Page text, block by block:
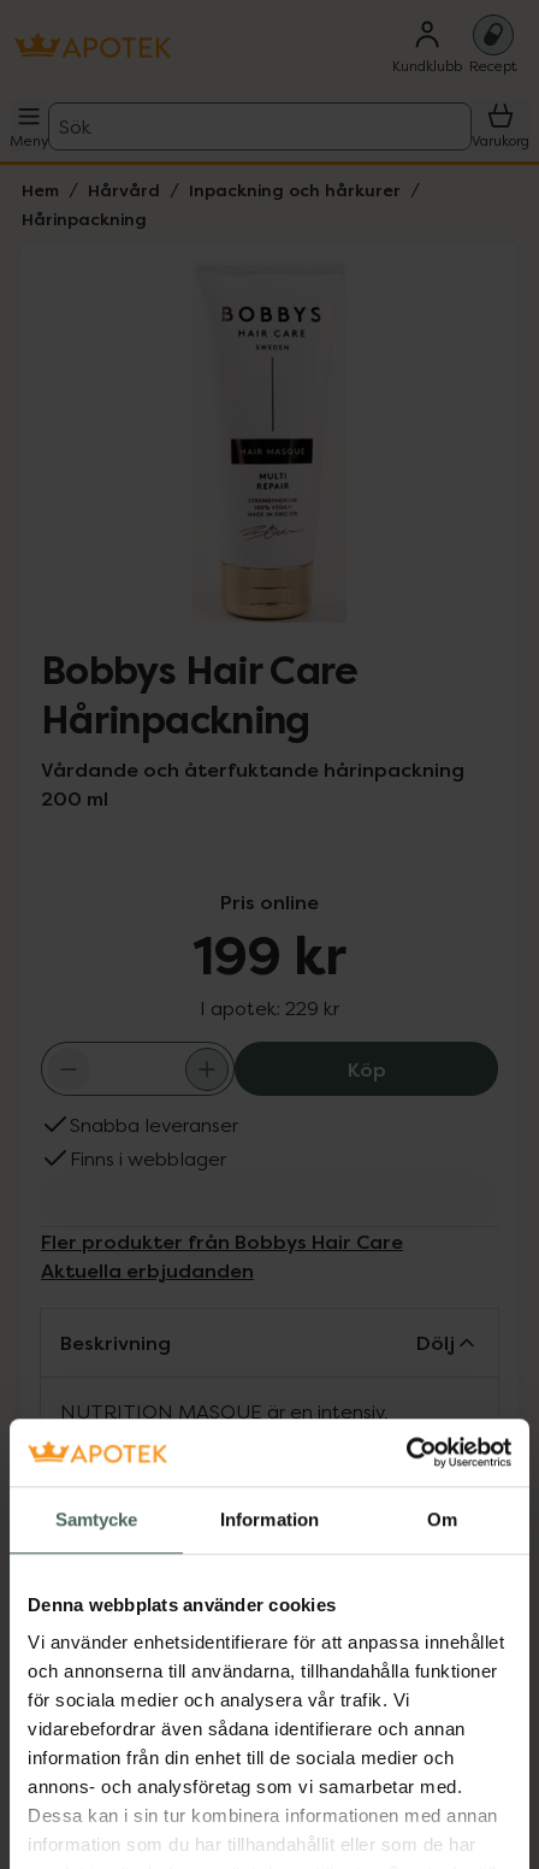
Samtycke Information Om
Denna webbplats använder cookies
Vi använder enhetsidentifierare för att anpassa innehållet
och annonserna till användarna, tillhandahålla funktioner
för sociala medier och analysera vår trafik. Vi
vidarebefordrar även sådana identifierare och annan
information från din enhet till de sociala medier och
annons- och analysföretag som vi samarbetar med.
Dessa kan i sin tur kombinera informationen med annan
information som du har tillhandahållit eller som de har
Kundklubb Recept
Meny
Sök
Varukorg
Hem Hårvård
Inpackning och hårkurer
Hårinpackning
Bobbys Hair Care
Hårinpackning
Vårdande och återfuktande hårinpackning
200 ml
Pris online
199 kr
I apotek: 229 kr
KöpBobbys Hair
Snabba leveranser
Finns i webblager
Fler produkter från Bobbys Hair Care
Aktuella erbjudanden
Beskrivning Dölj
NUTRITION MASQUE är en intensiv,
vårdande och återfuktande hårmask som ger
näring till håret och lämnar det med ett
Kategorier:
HårinpackningHårvård
Inpackning och hårkurerVegansk hårvård
Veganska produkter
Omdömen Visa